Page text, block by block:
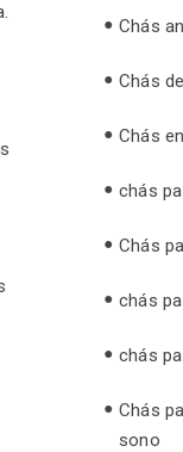
Chás
Chás
Chás
chás
Chás
chás
chás
Chás
sono